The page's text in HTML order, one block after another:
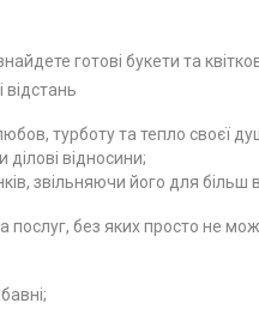
готові букети та
відстань
турботу та тепло своєї
відносини;
звільняючи його для
без яких просто не